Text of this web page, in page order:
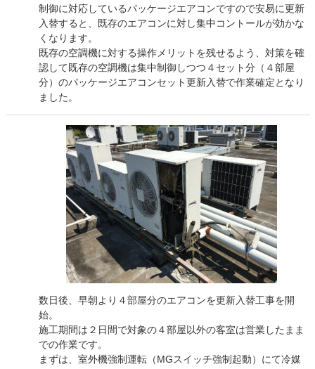
制御に対応しているパッケージエアコンですので安易に更新
入替すると、既存のエアコンに対し集中コントールが効かな
くなります。
既存の空調機に対する操作メリットを残せるよう、対策を確
認して既存の空調機は集中制御しつつ４セット分（４部屋
分）のパッケージエアコンセット更新入替で作業確定となり
ました。
数日後、早朝より４部屋分のエアコンを更新入替工事を開
始。
施工期間は２日間で対象の４部屋以外の客室は営業したまま
での作業です。
まずは、室外機強制運転（MGスイッチ強制起動）にて冷媒